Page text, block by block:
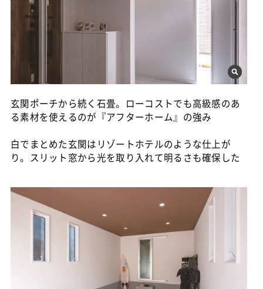
玄関ポーチから続く石畳。ローコストでも高級感のあ
る素材を使えるのが『アフターホーム』の強み
白でまとめた玄関はリゾートホテルのような仕上が
り。スリット窓から光を取り入れて明るさも確保した